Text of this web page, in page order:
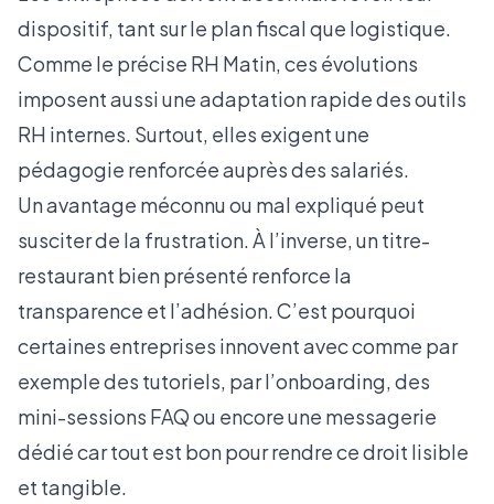
dispositif, tant sur le plan fiscal que logistique.
Comme le précise RH Matin, ces évolutions
imposent aussi une adaptation rapide des outils
RH internes. Surtout, elles exigent une
pédagogie renforcée auprès des salariés.
Un avantage méconnu ou mal expliqué peut
susciter de la frustration. À l’inverse, un titre-
restaurant bien présenté renforce la
transparence et l’adhésion. C’est pourquoi
certaines entreprises innovent avec comme par
exemple des tutoriels, par l’onboarding, des
mini-sessions FAQ ou encore une messagerie
dédié car tout est bon pour rendre ce droit lisible
et tangible.